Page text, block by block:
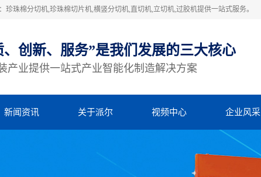
珠棉分切机,珍珠棉切片机,横竖分切机,直切机,立切机,过胶机提供一站式服务。
、创新、服务”是我们发展的三大核心
产业提供一站式产业智能化制造解决方案
新闻资讯 关于派尔 视频中心 企业风采